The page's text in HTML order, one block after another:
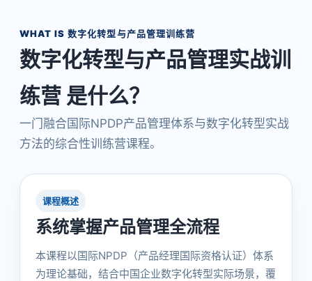
WHAT IS 数字化转型与产品管理训练营
数字化转型与产品管理实战训
练营 是什么？
一门融合国际NPDP产品管理体系与数字化转型实战
方法的综合性训练营课程。
课程概述
系统掌握产品管理全流程
本课程以国际NPDP（产品经理国际资格认证）体系
为理论基础，结合中国企业数字化转型实际场景，覆